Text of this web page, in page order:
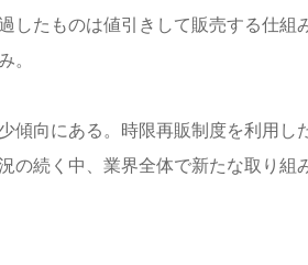
たものは値引きして販売する仕組
。
傾向にある。時限再販制度を利用し
続く中、業界全体で新たな取り組